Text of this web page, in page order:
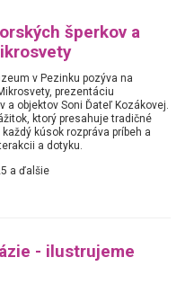
šperkov a
v Pezinku pozýva na
prezentáciu
a objektov Soni Ďateľ Kozákovej.
ktorý presahuje tradičné
kúsok rozpráva príbeh a
a dotyku.
a ďalšie
- ilustrujeme